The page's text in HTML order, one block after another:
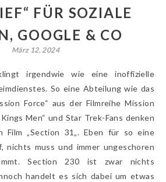
FÜR SOZIALE
GOOGLE & CO
März 12, 2024
So eine Abteilung wie das
Force“ aus der Filmreihe Mission
Men“ und Star Trek-Fans denken
Film „Section 31„. Eben für so eine
nichts muss und immer ungeschoren
Section 230 ist zwar nichts
handelt es sich dabei um etwas